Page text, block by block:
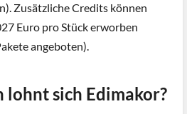
Zusätzliche Credits können
Euro pro Stück erworben
angeboten).
lohnt sich Edimakor?